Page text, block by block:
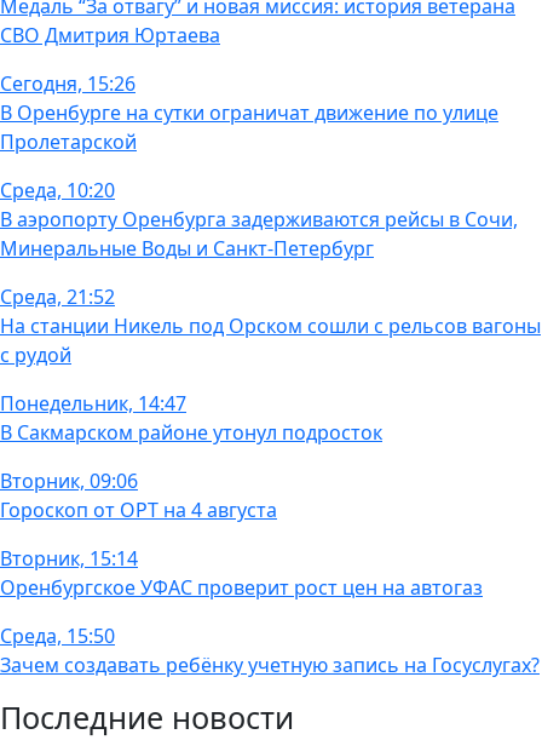
Медаль “За отвагу” и новая миссия: история ветерана
СВО Дмитрия Юртаева
Сегодня, 15:26
В Оренбурге на сутки ограничат движение по улице
Пролетарской
Среда, 10:20
В аэропорту Оренбурга задерживаются рейсы в Сочи,
Минеральные Воды и Санкт-Петербург
Среда, 21:52
На станции Никель под Орском сошли с рельсов вагоны
с рудой
Понедельник, 14:47
В Сакмарском районе утонул подросток
Вторник, 09:06
Гороскоп от ОРТ на 4 августа
Вторник, 15:14
Оренбургское УФАС проверит рост цен на автогаз
Среда, 15:50
Зачем создавать ребёнку учетную запись на Госуслугах?
Последние новости